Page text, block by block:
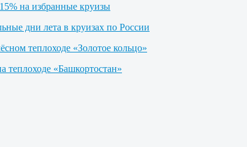
на избранные круизы
дни лета в круизах по России
теплоходе «Золотое кольцо»
теплоходе «Башкортостан»